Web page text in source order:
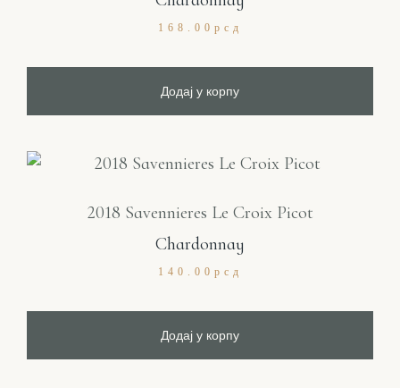
168.00 рсд
Додај у корпу
2018 Savennieres Le Croix Picot
Chardonnay
140.00 рсд
Додај у корпу